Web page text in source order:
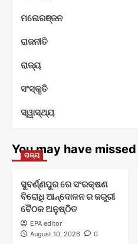
ମନୋରଞ୍ଜନ
ରାଜନୀତି
ରାଜ୍ୟ
ସଂସ୍କୃତି
ସ୍ୱାସ୍ଥ୍ୟ
You may have missed
ରାଜ୍ୟ
ସୁବର୍ଣ୍ଣପୁର ରେ ସଂରକ୍ଷଣ
ବିରୋଧି ଆନ୍ଦୋଳନ ର ଜରୁରୀ
ବୈଠକ ଅନୁଷ୍ଠିତ
EPA editor
August 10, 2026
0